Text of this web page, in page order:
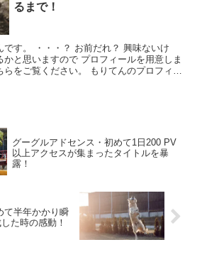
るまで！
さい。 もりてんのプロフィー
グーグルアドセンス・初めて1日200 PV
以上アクセスが集まったタイトルを暴
露！
て半年かかり瞬
た時の感動！